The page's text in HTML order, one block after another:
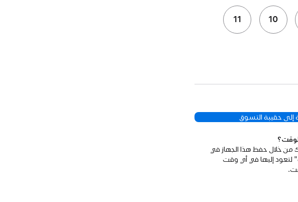
10
11
إلى حقيبة التسوق
من خلال حفظ هذا الجهاز في
لتعود إليها في أي وقت